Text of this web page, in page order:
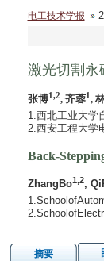
电工技术学报
激光切割永
张博1,2, 齐蓉1,
1.西北工业大学
2.西安工程大学
Back-
ZhangBo1,2,
摘要